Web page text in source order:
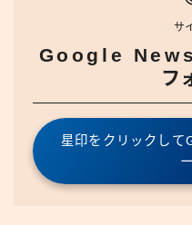
サ
Google
フ
星印をクリックし